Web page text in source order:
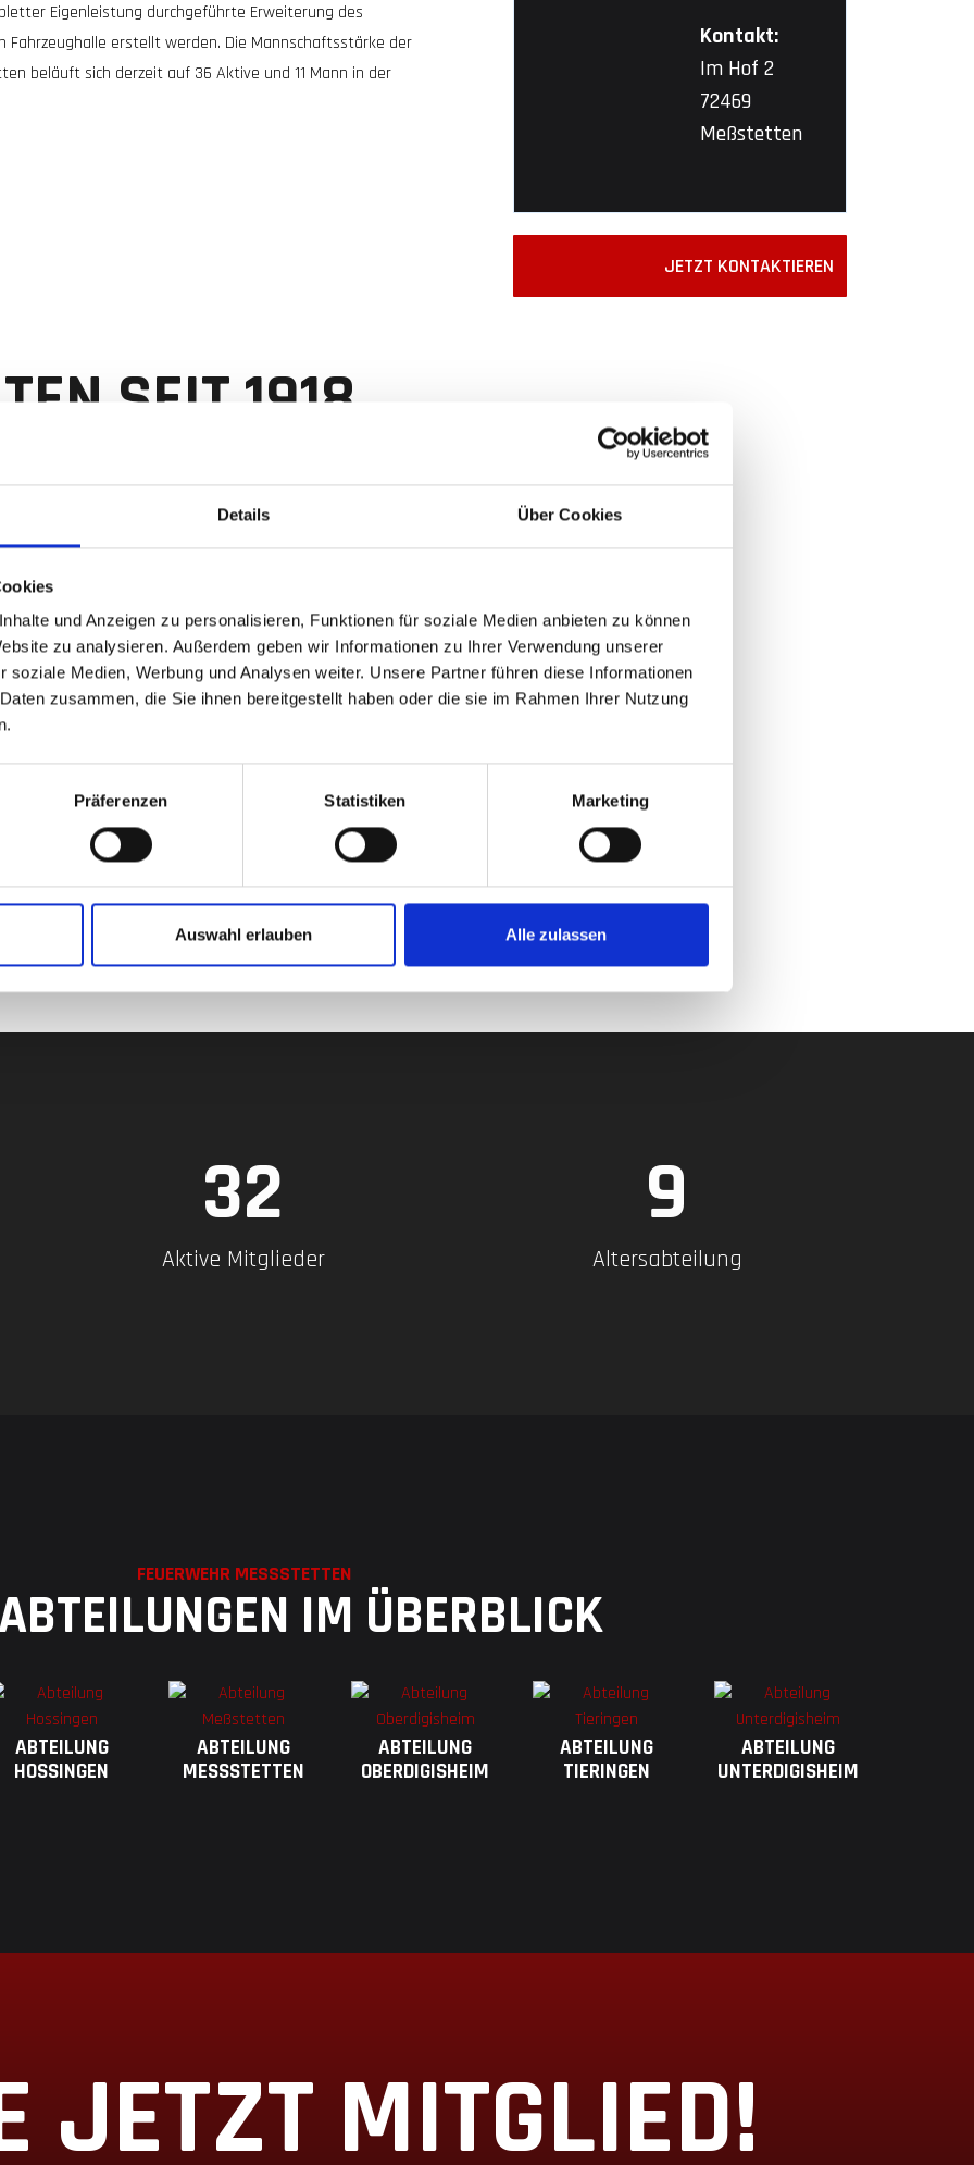
Details Über Cookies
und Anzeigen zu personalisieren, Funktionen für soziale Medien anbieten zu können
zu analysieren. Außerdem geben wir Informationen zu Ihrer Verwendung unserer
soziale Medien, Werbung und Analysen weiter. Unsere Partner führen diese Informationen
zusammen, die Sie ihnen bereitgestellt haben oder die sie im Rahmen Ihrer Nutzung
Präferenzen Statistiken Marketing
Auswahl erlauben Alle zulassen
Eigenleistung durchgeführte Erweiterung des
erstellt werden. Die Mannschaftsstärke der
beläuft sich derzeit auf 36 Aktive und 11 Mann in der
Kontakt:
Im Hof 2
72469
Meßstetten
JETZT KONTAKTIEREN
SEIT 1918
41
Aktive Mitglieder
11
Altersabteilung
FEUERWEHR MESSSTETTEN
IM ÜBERBLICK
ABTEILUNG
HOSSINGEN
ABTEILUNG
MESSSTETTEN
ABTEILUNG
OBERDIGISHEIM
ABTEILUNG
TIERINGEN
ABTEILUNG
UNTERDIGISHEIM
JETZT MITGLIED!